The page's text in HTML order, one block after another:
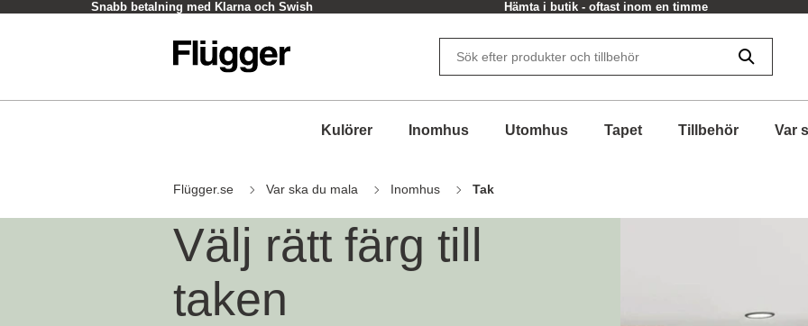
Snabb betalning med Klarna och Swish Hämta i butik - oftast inom en timme
Kulörer Inomhus Utomhus Tapet Tillbehör Var
Flügger.se Var ska du mala Inomhus Tak
Välj rätt färg till
taken